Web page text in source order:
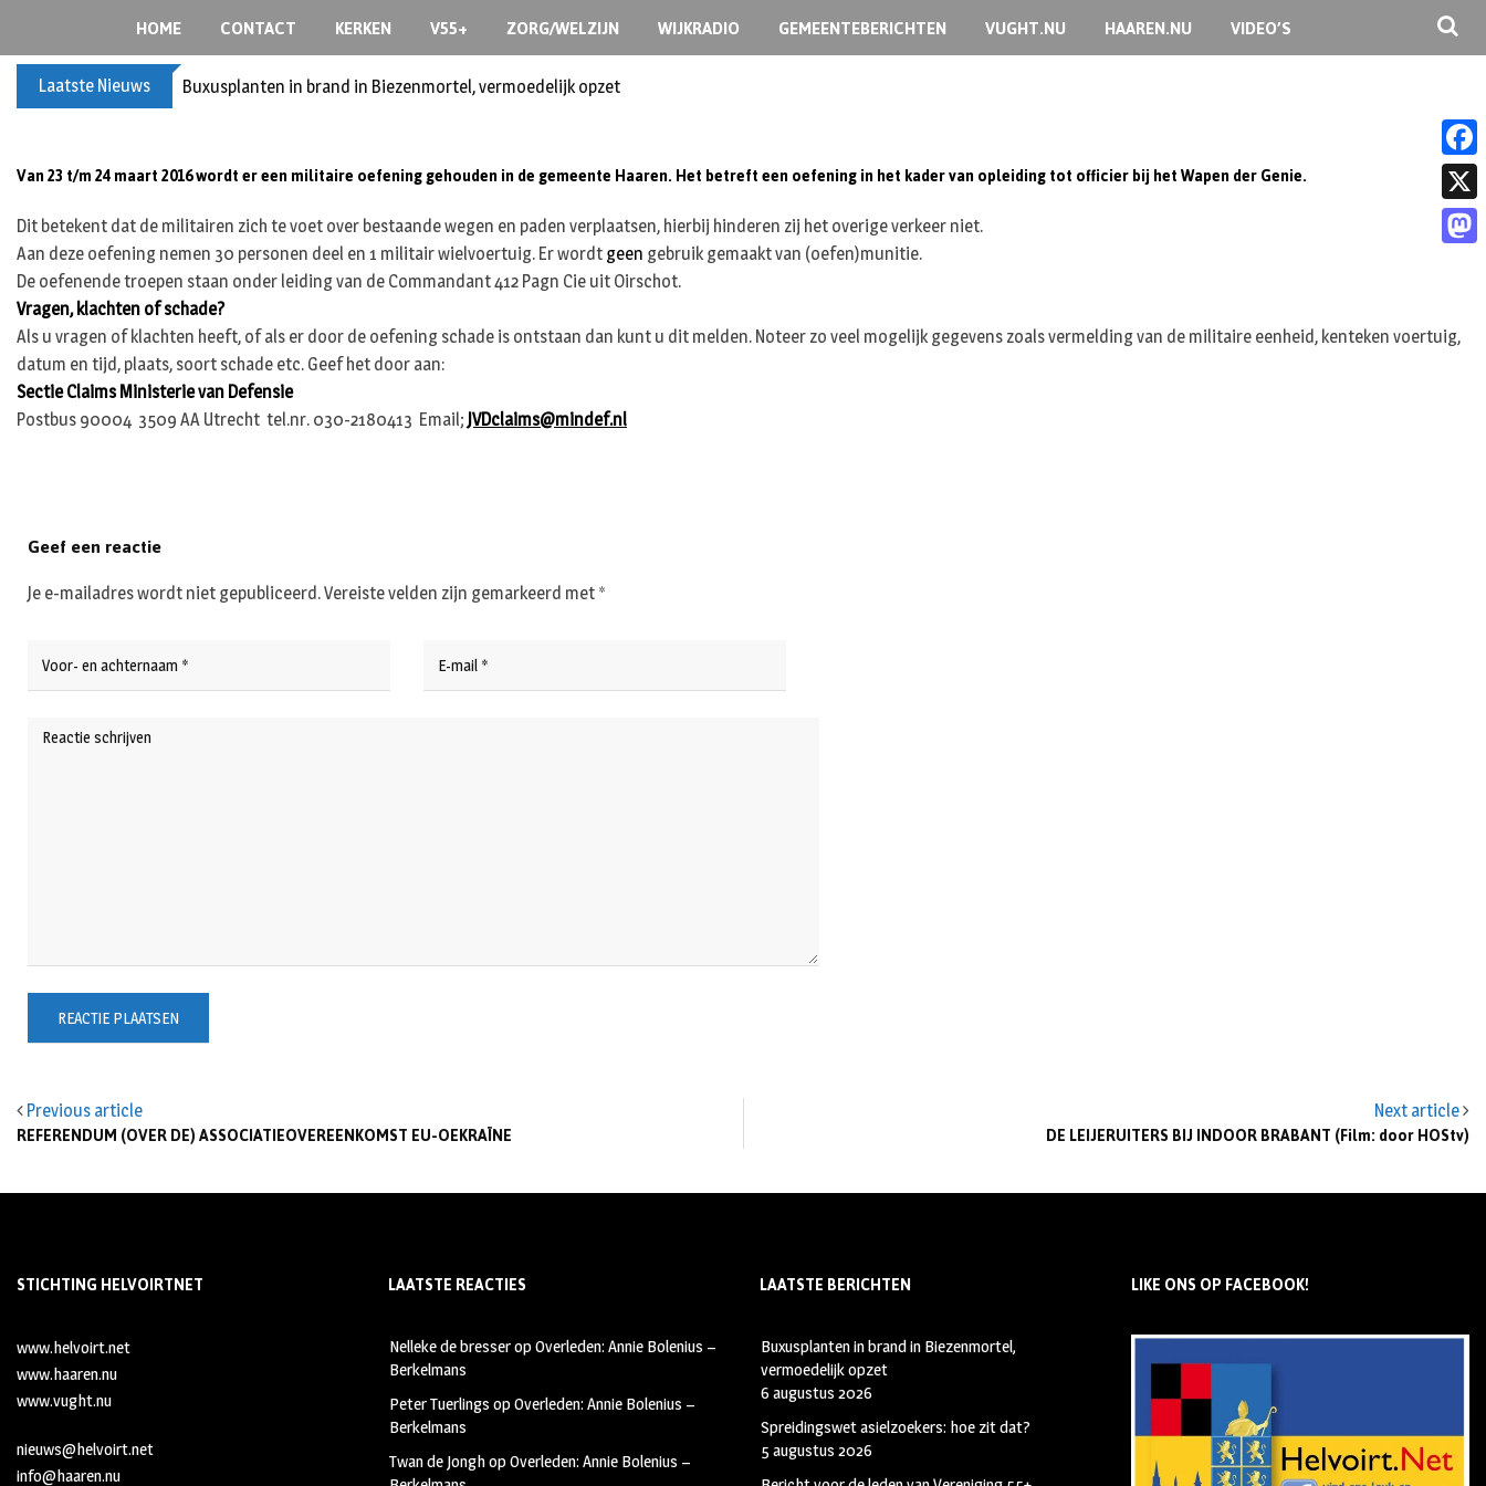
HOME CONTACT KERKEN V55+ ZORG/WELZIJN WIJKRADIO GEMEENTEBERICHTEN VUGHT.NU HAAREN.NU VIDEO’S
Laatste Nieuws Buxusplanten in brand in Biezenmortel, vermoedelijk opzet
Van 23 t/m 24 maart 2016 wordt er een militaire oefening gehouden in de gemeente Haaren. Het betreft een oefening in het kader van opleiding tot officier bij het Wapen der Genie.
Dit betekent dat de militairen zich te voet over bestaande wegen en paden verplaatsen, hierbij hinderen zij het overige verkeer niet.
Aan deze oefening nemen 30 personen deel en 1 militair wielvoertuig. Er wordt geen gebruik gemaakt van (oefen)munitie.
De oefenende troepen staan onder leiding van de Commandant 412 Pagn Cie uit Oirschot.
Vragen, klachten of schade?
Als u vragen of klachten heeft, of als er door de oefening schade is ontstaan dan kunt u dit melden. Noteer zo veel mogelijk gegevens zoals vermelding van de militaire eenheid, kenteken voertuig,
datum en tijd, plaats, soort schade etc. Geef het door aan:
Sectie Claims Ministerie van Defensie
Postbus 90004 3509 AA Utrecht tel.nr. 030-2180413 Email; JVDclaims@mindef.nl
Previous article
REFERENDUM (OVER DE) ASSOCIATIEOVEREENKOMST EU-OEKRAÏNE
Next article
DE LEIJERUITERS BIJ INDOOR BRABANT (Film: door HOStv)
Geef een reactie
Je e-mailadres wordt niet gepubliceerd.Vereiste velden zijn gemarkeerd met *
STICHTING HELVOIRTNET
www.helvoirt.net
www.haaren.nu
www.vught.nu
nieuws@helvoirt.net
info@haaren.nu
LAATSTE REACTIES
Nelleke de bresseropOverleden: Annie Bolenius –
Berkelmans
Peter Tuerlings opOverleden: Annie Bolenius –
Berkelmans
Twan de JonghopOverleden: Annie Bolenius –
LAATSTE BERICHTEN
Buxusplanten in brand in Biezenmortel,
vermoedelijk opzet
6 augustus 2026
Spreidingswet asielzoekers: hoe zit dat?
5 augustus 2026
LIKE ONS OP FACEBOOK!
F
a
c
o
X
s